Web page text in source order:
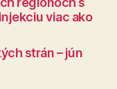
viac ako
strán – jún